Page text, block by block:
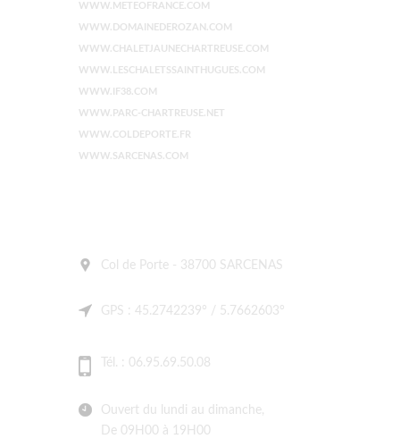
WWW.METEOFRANCE.COM
WWW.DOMAINEDEROZAN.COM
WWW.CHALETJAUNECHARTREUSE.COM
WWW.LESCHALETSSAINTHUGUES.COM
WWW.IF38.COM
WWW.PARC-CHARTREUSE.NET
WWW.COLDEPORTE.FR
WWW.SARCENAS.COM
Col de Porte - 38700 SARCENAS
GPS : 45.2742239° / 5.7662603°
Tél. : 06.95.69.50.08
Ouvert du lundi au dimanche,
De 09H00 à 19H00